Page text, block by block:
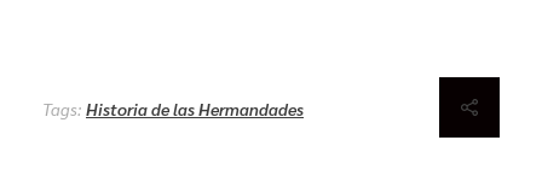
Tags: Historia de las Hermandades